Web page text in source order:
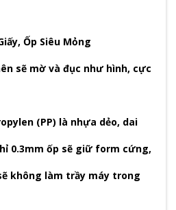
Ốp Siêu Mỏng
sẽ mờ và đục như hình, cực
(PP) là nhựa dẻo, dai
0.3mm ốp sẽ giữ form cứng,
không làm trầy máy trong